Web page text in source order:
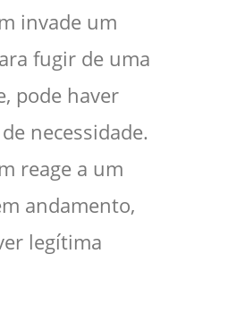
invade um
fugir de uma
pode haver
necessidade.
reage a um
andamento,
legítima